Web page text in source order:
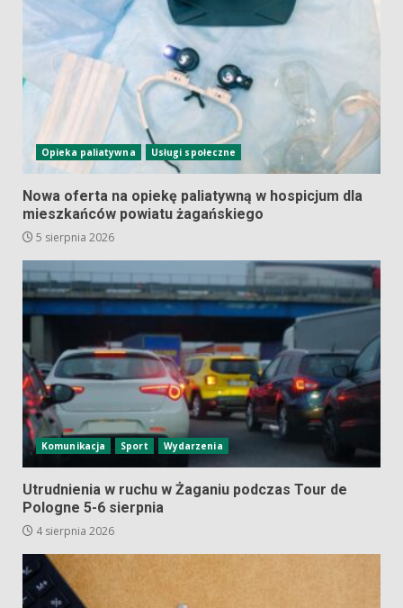
Opieka paliatywna Usługi społeczne
Nowa oferta na opiekę paliatywną w hospicjum dla
mieszkańców powiatu żagańskiego
5 sierpnia 2026
Komunikacja Sport Wydarzenia
Utrudnienia w ruchu w Żaganiu podczas Tour de
Pologne 5-6 sierpnia
4 sierpnia 2026